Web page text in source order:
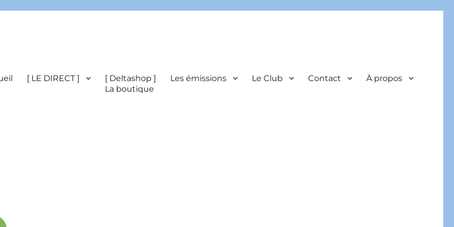
[ LE DIRECT ]
[ Deltashop ]
La boutique
Les émissions Le Club Contact À propos